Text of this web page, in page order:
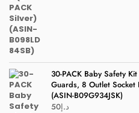
30-PACK Baby Safety
Guards, 8 Outlet
(ASIN-B09G934JSK)
د.إ50